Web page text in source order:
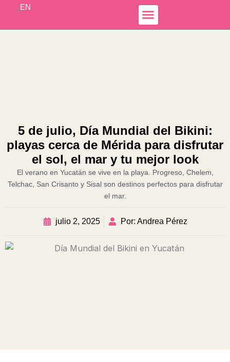
EN
5 de julio, Día Mundial del Bikini:
playas cerca de Mérida para disfrutar
el sol, el mar y tu mejor look
El verano en Yucatán se vive en la playa. Progreso, Chelem,
Telchac, San Crisanto y Sisal son destinos perfectos para disfrutar
el mar.
julio 2, 2025 Por: Andrea Pérez